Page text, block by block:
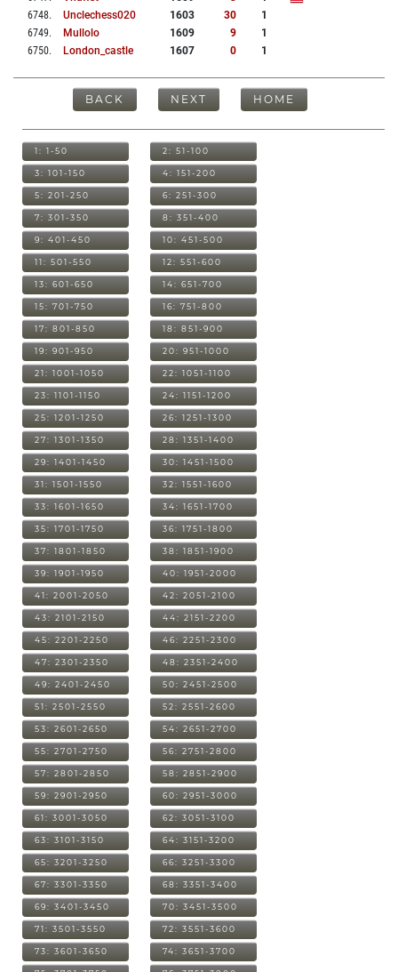
6748. Unclechess020 1603 30
1
6749. Mullolo 1609 9
1
6750. London_castle 1607 0 1
BACK NEXT HOME
1: 1-50 2: 51-100
3: 101-150 4: 151-200
5: 201-250 6: 251-300
7: 301-350 8: 351-400
9: 401-450 10: 451-500
11: 501-550 12: 551-600
13: 601-650 14: 651-700
15: 701-750 16: 751-800
17: 801-850 18: 851-900
19: 901-950 20: 951-1000
21: 1001-1050 22: 1051-1100
23: 1101-1150 24: 1151-1200
25: 1201-1250 26: 1251-1300
27: 1301-1350 28: 1351-1400
29: 1401-1450 30: 1451-1500
31: 1501-1550 32: 1551-1600
33: 1601-1650 34: 1651-1700
35: 1701-1750 36: 1751-1800
37: 1801-1850 38: 1851-1900
39: 1901-1950 40: 1951-2000
41: 2001-2050 42: 2051-2100
43: 2101-2150 44: 2151-2200
45: 2201-2250 46: 2251-2300
47: 2301-2350 48: 2351-2400
49: 2401-2450 50: 2451-2500
51: 2501-2550 52: 2551-2600
53: 2601-2650 54: 2651-2700
55: 2701-2750 56: 2751-2800
57: 2801-2850 58: 2851-2900
59: 2901-2950 60: 2951-3000
61: 3001-3050 62: 3051-3100
63: 3101-3150 64: 3151-3200
65: 3201-3250 66: 3251-3300
67: 3301-3350 68: 3351-3400
69: 3401-3450 70: 3451-3500
71: 3501-3550 72: 3551-3600
73: 3601-3650 74: 3651-3700